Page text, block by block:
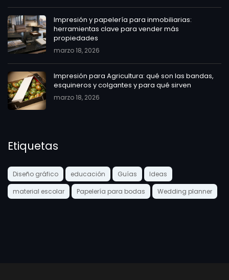
Impresión y papelería para inmobiliarias:
herramientas clave para vender más
propiedades
marzo 18, 2026
Impresión para Agricultura: qué son las bandas,
esquineros y colgantes y para qué sirven
marzo 18, 2026
Etiquetas
Diseño gráfico educación Guías
Ideas
material escolar
Papelería para bodas Wedding planner